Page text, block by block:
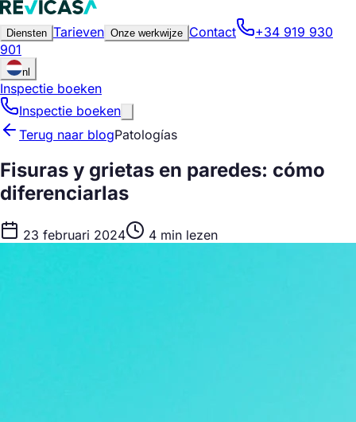
Diensten Tarieven Onze werkwijze Contact
+34 919 930
901
nl
Inspectie boeken
Inspectie boeken
Terug naar blogPatologías
Fisuras y grietas en paredes: cómo
diferenciarlas
23 februari 2024 4 min lezen